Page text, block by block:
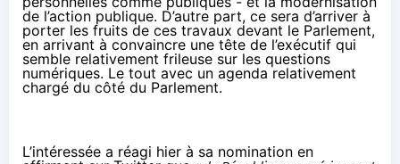
de l’action publique. D’autre part, ce sera d’arriver à
porter les fruits de ces travaux devant le Parlement,
en arrivant à convaincre une tête de l’exécutif qui
semble relativement frileuse sur les questions
numériques. Le tout avec un agenda relativement
chargé du côté du Parlement.
L’intéressée a réagi hier à sa nomination en